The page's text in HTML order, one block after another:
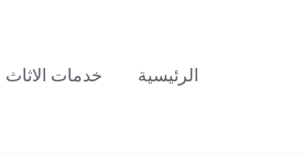
الرئيسية خدمات الاثاث